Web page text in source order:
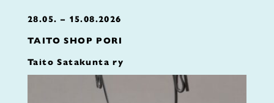
28.05. – 15.08.2026
TAITO SHOP PORI
Taito Satakunta ry